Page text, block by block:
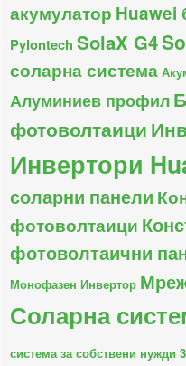
акумулатор Huawei
Pylontech SolaX G4
соларна система
Алуминиев профил
фотоволтаици
Инвертори
соларни панели
фотоволтаици
фотоволтаични
Монофазен Инвертор
Соларна
система за собствени нужди